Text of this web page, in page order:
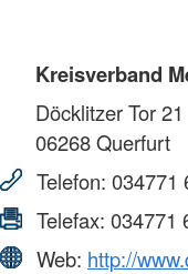
Kreisverband
Döcklitzer Tor 21
06268Querfurt
Telefon: 034771
Telefax: 034771
Web: http://